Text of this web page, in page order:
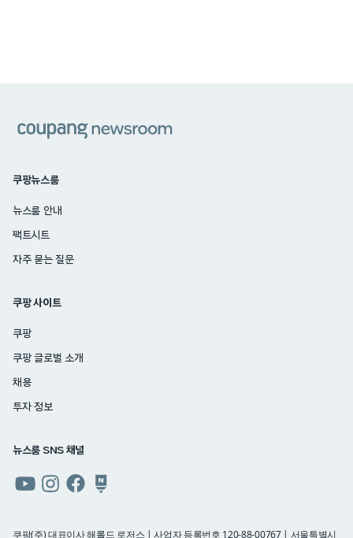
쿠팡뉴스룸
뉴스룸 안내
팩트시트
자주 묻는 질문
쿠팡 사이트
쿠팡
쿠팡 글로벌 소개
채용
투자 정보
뉴스룸 SNS 채널
유튜브인스타그램
페이스북네이버
쿠팡(주) 대표이사 해롤드 로저스 | 사업자 등록번호 120-88-00767 | 서울특별시